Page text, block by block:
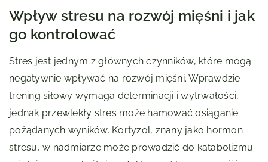
Wpływ stresu na rozwój mięśni i jak
go kontrolować
Stres jest jednym z głównych czynników, które mogą
negatywnie wpływać na rozwój mięśni. Wprawdzie
trening siłowy wymaga determinacji i wytrwałości,
jednak przewlekły stres może hamować osiąganie
pożądanych wyników. Kortyzol, znany jako hormon
stresu, w nadmiarze może prowadzić do katabolizmu